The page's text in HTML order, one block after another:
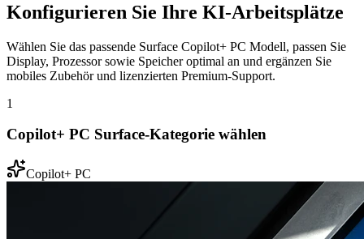
Konfigurieren Sie Ihre KI-Arbeitsplätze
Wählen Sie das passende Surface Copilot+ PC Modell, passen Sie
Display, Prozessor sowie Speicher optimal an und ergänzen Sie
mobiles Zubehör und lizenzierten Premium-Support.
1
Copilot+ PC Surface-Kategorie wählen
Copilot+ PC